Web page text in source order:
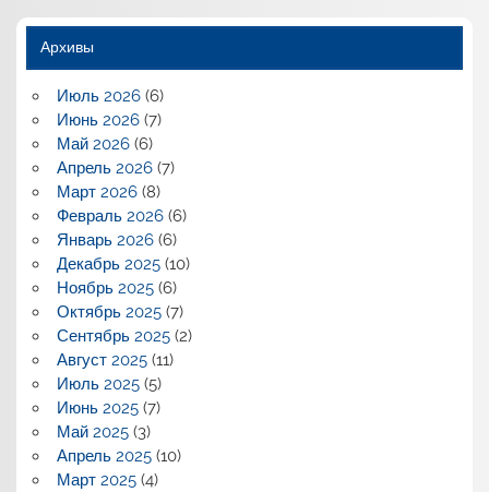
Архивы
Июль 2026(6)
Июнь 2026(7)
Май 2026(6)
Апрель 2026(7)
Март 2026(8)
Февраль 2026(6)
Январь 2026(6)
Декабрь 2025(10)
Ноябрь 2025(6)
Октябрь 2025(7)
Сентябрь 2025(2)
Август 2025(11)
Июль 2025(5)
Июнь 2025(7)
Май 2025(3)
Апрель 2025(10)
Март 2025(4)